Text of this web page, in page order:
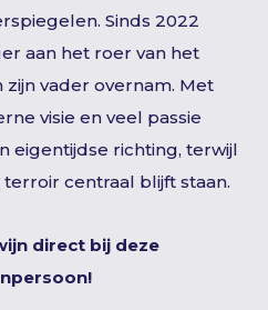
Sinds 2022
aan het roer van het
zijn vader overnam. Met
visie en veel passie
eigentijdse richting, terwijl
centraal blijft staan.
direct bij deze